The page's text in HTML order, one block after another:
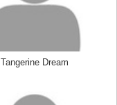
Tangerine Dream